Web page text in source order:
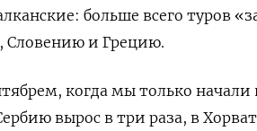
больше всего туров
Словению и Грецию.
когда мы только
вырос в три раза, в